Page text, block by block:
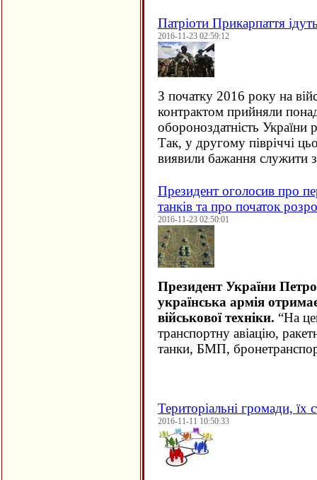
Патріоти Прикарпаття
2016-11-23 02:59:12
З початку 2016 року на
контрактом прийняли
обороноздатність України
Так, у другому півріччі
виявили бажання служити
Президент оголосив про
танків та про початок
2016-11-23 02:50:01
Президент України
українська армія
військової техніки. “На
транспортну авіацію,
танки, БМП,
Територіальні громади, їх
2016-11-11 10:50:33